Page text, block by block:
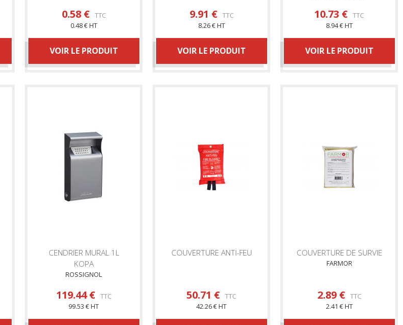
0.58 € TTC
0.48 € HT
VOIR LE PRODUIT
9.91 € TTC
8.26 € HT
VOIR LE PRODUIT
10.73 € TTC
8.94 € HT
VOIR LE PRODUIT
CENDRIER MURAL 1L
KOPA
ROSSIGNOL
119.44 € TTC
99.53 € HT
COUVERTURE ANTI-FEU
50.71 € TTC
42.26 € HT
COUVERTURE DE SURVIE
FARMOR
2.89 € TTC
2.41 € HT